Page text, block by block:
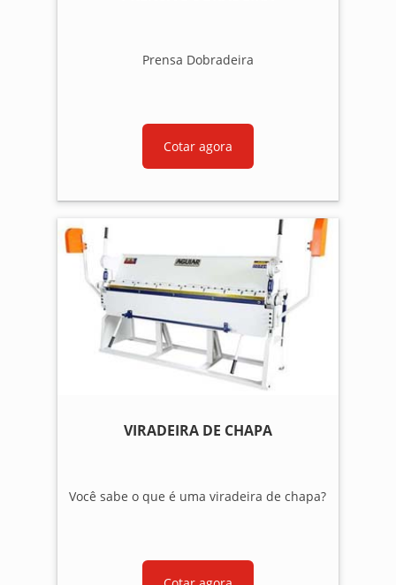
Prensa Dobradeira
Cotar agora
VIRADEIRA DE CHAPA
Você sabe o que é uma viradeira de chapa?